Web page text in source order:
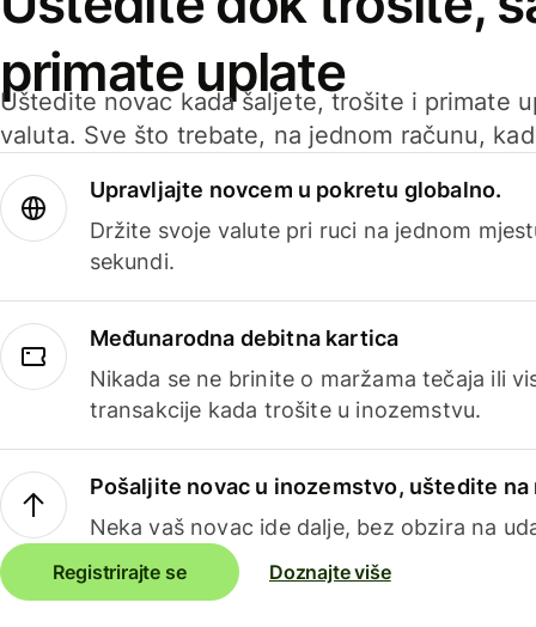
primate uplate
Uštedite novac kada šaljete, trošite i primate
valuta. Sve što trebate, na jednom računu,
Upravljajte novcem u pokretu globalno.
Držite svoje valute pri ruci na jednom
sekundi.
Međunarodna debitna kartica
Nikada se ne brinite o maržama tečaja ili
transakcije kada trošite u inozemstvu.
Pošaljite novac u inozemstvo, uštedite na
Neka vaš novac ide dalje, bez obzira na
Registrirajte se Doznajte više